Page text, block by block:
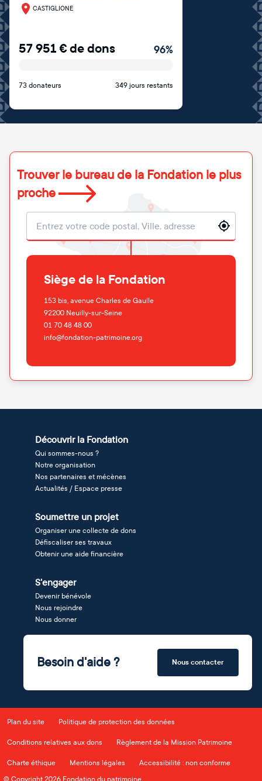
CASTIGLIONE
57 951€de dons 96%
73 donateurs 349 jours restants
Trouver le bureau de la Fondation le plus
proche
Localisation
Siège de la Fondation
153 bis, avenue Charles de Gaulle
92200 Neuilly-sur-Seine
01 70 48 48 00
info@fondation-patrimoine.org
Découvrir la Fondation
Qui sommes-nous ?
Notre organisation
Nos partenaires et mécènes
Actualités / Espace presse
Soumettre un projet
Organiser une collecte de dons
Défiscaliser ses travaux
Obtenir une aide financière
S'engager
Devenir bénévole
Nous rejoindre
Nous donner
Besoin d'aide ? Nous contacter
Plan du site Politique de protection des données
Conditions relatives aux dons Règlement de la Mission Patrimoine
Charte éthique Mentions légales
Accessibilité : non conforme
© Copyright 2026 Fondation du patrimoine